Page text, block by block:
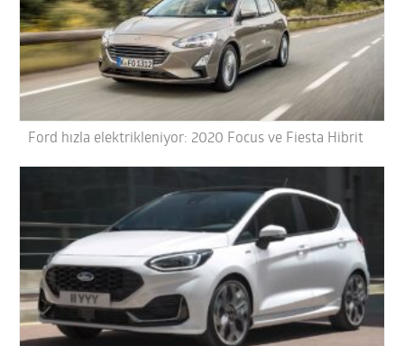
Ford hızla elektrikleniyor: 2020 Focus ve Fiesta Hibrit